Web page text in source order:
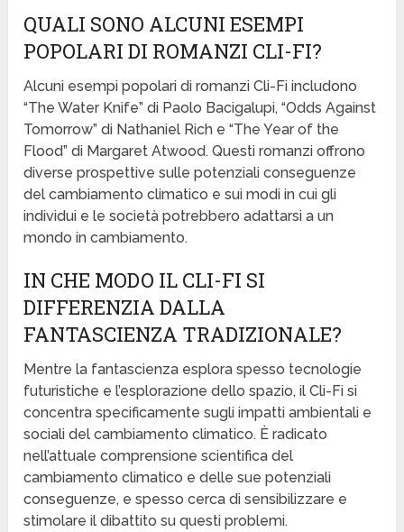
QUALI SONO ALCUNI ESEMPI
POPOLARI DI ROMANZI CLI-FI?
Alcuni esempi popolari di romanzi Cli-Fi includono
“The Water Knife” di Paolo Bacigalupi, “Odds Against
Tomorrow” di Nathaniel Rich e “The Year of the
Flood” di Margaret Atwood. Questi romanzi offrono
diverse prospettive sulle potenziali conseguenze
del cambiamento climatico e sui modi in cui gli
individui e le società potrebbero adattarsi a un
mondo in cambiamento.
IN CHE MODO IL CLI-FI SI
DIFFERENZIA DALLA
FANTASCIENZA TRADIZIONALE?
Mentre la fantascienza esplora spesso tecnologie
futuristiche e l’esplorazione dello spazio, il Cli-Fi si
concentra specificamente sugli impatti ambientali e
sociali del cambiamento climatico. È radicato
nell’attuale comprensione scientifica del
cambiamento climatico e delle sue potenziali
conseguenze, e spesso cerca di sensibilizzare e
stimolare il dibattito su questi problemi.